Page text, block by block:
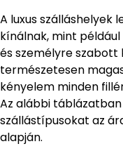
A luxus szálláshelyek
kínálnak, mint
és személyre szabott
természetesen
kényelem minden
Az alábbi
szállástípusokat az
alapján.